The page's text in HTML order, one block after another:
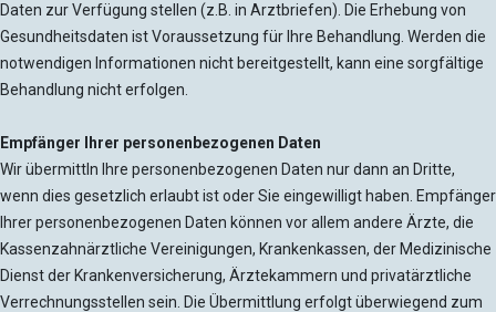
Daten zur Verfügung stellen (z.B. in Arztbriefen). Die Erhebung von
Gesundheitsdaten ist Voraussetzung für Ihre Behandlung. Werden die
notwendigen Informationen nicht bereitgestellt, kann eine sorgfältige
Behandlung nicht erfolgen.
Empfänger Ihrer personenbezogenen Daten
Wir übermittln Ihre personenbezogenen Daten nur dann an Dritte,
wenn dies gesetzlich erlaubt ist oder Sie eingewilligt haben. Empfänger
Ihrer personenbezogenen Daten können vor allem andere Ärzte, die
Kassenzahnärztliche Vereinigungen, Krankenkassen, der Medizinische
Dienst der Krankenversicherung, Ärztekammern und privatärztliche
Verrechnungsstellen sein. Die Übermittlung erfolgt überwiegend zum